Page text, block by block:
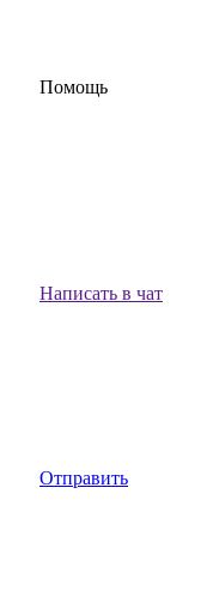
Помощь
Написать в чат
Отправить